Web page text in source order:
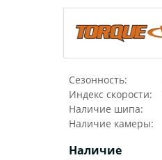
Сезонность:
Индекс скорости:
Наличие шипа:
Наличие камеры:
Наличие